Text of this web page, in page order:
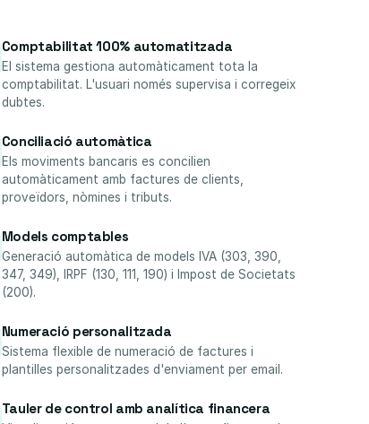
Comptabilitat 100% automatitzada
El sistema gestiona automàticament tota la
comptabilitat. L'usuari només supervisa i corregeix
dubtes.
Conciliació automàtica
Els moviments bancaris es concilien
automàticament amb factures de clients,
proveïdors, nòmines i tributs.
Models comptables
Generació automàtica de models IVA (303, 390,
347, 349), IRPF (130, 111, 190) i Impost de Societats
(200).
Numeració personalitzada
Sistema flexible de numeració de factures i
plantilles personalitzades d'enviament per email.
Tauler de control amb analítica financera